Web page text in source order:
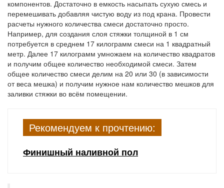
компонентов. Достаточно в емкость насыпать сухую смесь и
перемешивать добавляя чистую воду из под крана. Провести
расчеты нужного количества смеси достаточно просто.
Например, для создания слоя стяжки толщиной в 1 см
потребуется в среднем 17 килограмм смеси на 1 квадратный
метр. Далее 17 килограмм умножаем на количество квадратов
и получим общее количество необходимой смеси. Затем
общее количество смеси делим на 20 или 30 (в зависимости
от веса мешка) и получим нужное нам количество мешков для
заливки стяжки во всём помещении.
Рекомендуем к прочтению:
Финишный наливной пол